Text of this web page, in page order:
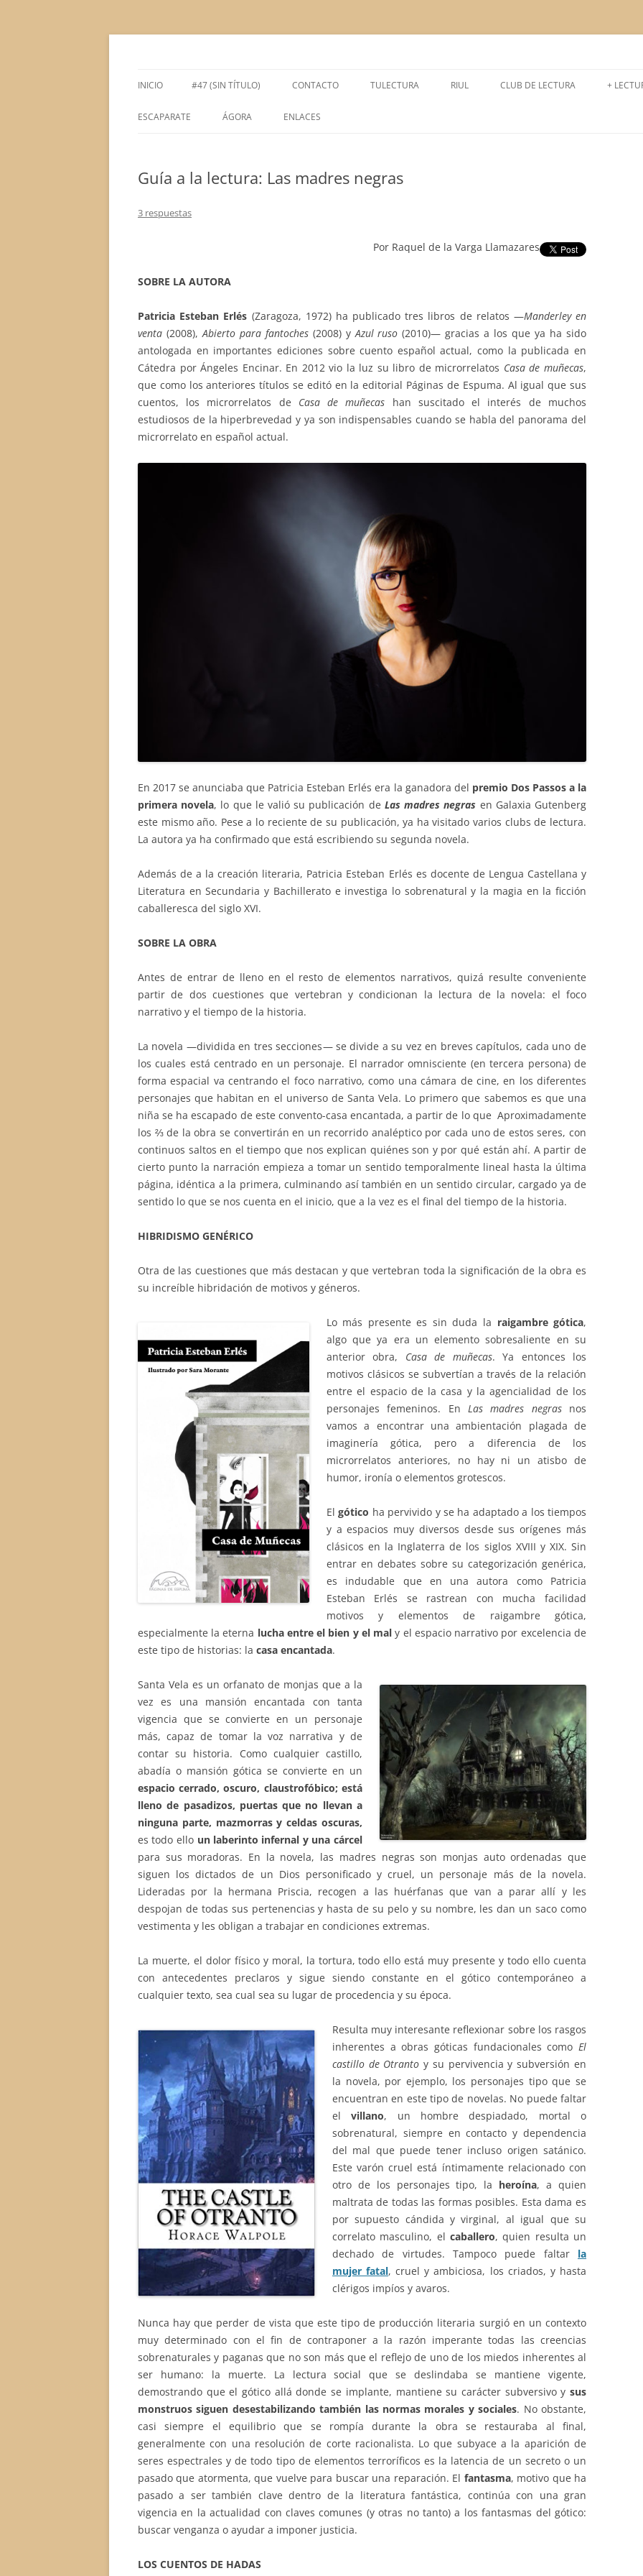
Saltar
INICIO #47 (SIN TÍTULO) CONTACTO TULECTURA RIUL CLUB DE LECTURA
CURSO 2018-2019
CURSO 2017-2018
CURSO 2016-2017
+
ESCAPARATE ÁGORA
ÁGORA LITERARIA
ENLACES
Guía a la lectura: Las madres negras
3 respuestas
Por Raquel de la Varga Llamazares
SOBRE LA AUTORA
Patricia Esteban Erlés (Zaragoza, 1972) ha publicado tres libros de relatos —Manderley en
venta (2008),Abierto para fantoches(2008) yAzul ruso (2010)— gracias a los que ya ha sido
antologada en importantes ediciones sobre cuento español actual, como la publicada en
Cátedra por Ángeles Encinar. En 2012 vio la luz su libro de microrrelatos Casa de muñecas,
que como los anteriores títulos se editó en la editorial Páginas de Espuma. Al igual que sus
cuentos, los microrrelatos de Casa de muñecas han suscitado el interés de muchos
estudiosos de la hiperbrevedad y ya son indispensables cuando se habla del panorama del
microrrelato en español actual.
En 2017 se anunciaba que Patricia Esteban Erlés era la ganadora del premio Dos Passos a la
primera novela, lo que le valió su publicación de Las madres negras en Galaxia Gutenberg
este mismo año. Pese a lo reciente de su publicación, ya ha visitado varios clubs de lectura.
La autora ya ha confirmado que está escribiendo su segunda novela.
Además de a la creación literaria, Patricia Esteban Erlés es docente de Lengua Castellana y
Literatura en Secundaria y Bachillerato e investiga lo sobrenatural y la magia en la ficción
caballeresca del siglo XVI.
SOBRE LA OBRA
Antes de entrar de lleno en el resto de elementos narrativos, quizá resulte conveniente
partir de dos cuestiones que vertebran y condicionan la lectura de la novela: el foco
narrativo y el tiempo de la historia.
La novela —dividida en tres secciones—se divide a su vez en breves capítulos, cada uno de
los cuales está centrado en un personaje. El narrador omnisciente (en tercera persona) de
forma espacial va centrando el foco narrativo, como una cámara de cine, en los diferentes
personajes que habitan en el universo de Santa Vela. Lo primero que sabemos es que una
niña se ha escapado de este convento-casa encantada, a partir de lo que Aproximadamente
los ⅔ de la obra se convertirán en un recorrido analéptico por cada uno de estos seres, con
continuos saltos en el tiempo que nos explican quiénes son y por qué están ahí. A partir de
cierto punto la narración empieza a tomar un sentido temporalmente lineal hasta la última
página, idéntica a la primera, culminando así también en un sentido circular, cargado ya de
sentido lo que se nos cuenta en el inicio, que a la vez es el final del tiempo de la historia.
HIBRIDISMO GENÉRICO
Otra de las cuestiones que más destacan y que vertebran toda la significación de la obra es
su increíble hibridación de motivos y géneros.
Lo más presente es sin duda la raigambre gótica,
algo que ya era un elemento sobresaliente en su
anterior obra, Casa de muñecas. Ya entonces los
motivos clásicos se subvertían a través de la relación
entre el espacio de la casa y la agencialidad de los
personajes femeninos. En Las madres negrasnos
vamos a encontrar una ambientación plagada de
imaginería gótica, pero a diferencia de los
microrrelatos anteriores, no hay ni un atisbo de
humor, ironía o elementos grotescos.
Elgótico ha pervivido y se ha adaptado a los tiempos
y a espacios muy diversos desde sus orígenes más
clásicos en la Inglaterra de los siglos XVIII y XIX. Sin
entrar en debates sobre su categorización genérica,
es indudable que en una autora como Patricia
Esteban Erlés se rastrean con mucha facilidad
motivos y elementos de raigambre gótica,
especialmente la eterna lucha entre el bien y el mal y el espacio narrativo por excelencia de
este tipo de historias: la casa encantada.
Santa Vela es un orfanato de monjas que a la
vez es una mansión encantada con tanta
vigencia que se convierte en un personaje
más, capaz de tomar la voz narrativa y de
contar su historia. Como cualquier castillo,
abadía o mansión gótica se convierte en un
espacio cerrado, oscuro, claustrofóbico; está
lleno de pasadizos, puertas que no llevan a
ninguna parte, mazmorras y celdas oscuras,
es todo ello un laberinto infernal y una cárcel
para sus moradoras. En la novela, las madres negras son monjas auto ordenadas que
siguen los dictados de un Dios personificado y cruel, un personaje más de la novela.
Lideradas por la hermana Priscia, recogen a las huérfanas que van a parar allí y les
despojan de todas sus pertenencias y hasta de su pelo y su nombre, les dan un saco como
vestimenta y les obligan a trabajar en condiciones extremas.
La muerte, el dolor físico y moral, la tortura, todo ello está muy presente y todo ello cuenta
con antecedentes preclaros y sigue siendo constante en el gótico contemporáneo a
cualquier texto, sea cual sea su lugar de procedencia y su época.
Resulta muy interesante reflexionar sobre los rasgos
inherentes a obras góticas fundacionales como El
castillo de Otranto y su pervivencia y subversión en
la novela, por ejemplo, los personajes tipo que se
encuentran en este tipo de novelas. No puede faltar
elvillano, un hombre despiadado, mortal o
sobrenatural, siempre en contacto y dependencia
del mal que puede tener incluso origen satánico.
Este varón cruel está íntimamente relacionado con
otro de los personajes tipo, la heroína, a quien
maltrata de todas las formas posibles. Esta dama es
por supuesto cándida y virginal, al igual que su
correlato masculino, el caballero, quien resulta un
dechado de virtudes. Tampoco puede faltar la
mujer fatal, cruel y ambiciosa, los criados, y hasta
clérigos impíos y avaros.
Nunca hay que perder de vista que este tipo de producción literaria surgió en un contexto
muy determinado con el fin de contraponer a la razón imperante todas las creencias
sobrenaturales y paganas que no son más que el reflejo de uno de los miedos inherentes al
ser humano: la muerte. La lectura social que se deslindaba se mantiene vigente,
demostrando que el gótico allá donde se implante, mantiene su carácter subversivo y sus
monstruos siguen desestabilizando también las normas morales y sociales. No obstante,
casi siempre el equilibrio que se rompía durante la obra se restauraba al final,
generalmente con una resolución de corte racionalista. Lo que subyace a la aparición de
seres espectrales y de todo tipo de elementos terroríficos es la latencia de un secreto o un
pasado que atormenta, que vuelve para buscar una reparación. El fantasma, motivo que ha
pasado a ser también clave dentro de la literatura fantástica, continúa con una gran
vigencia en la actualidad con claves comunes (y otras no tanto) a los fantasmas del gótico:
buscar venganza o ayudar a imponer justicia.
LOS CUENTOS DE HADAS